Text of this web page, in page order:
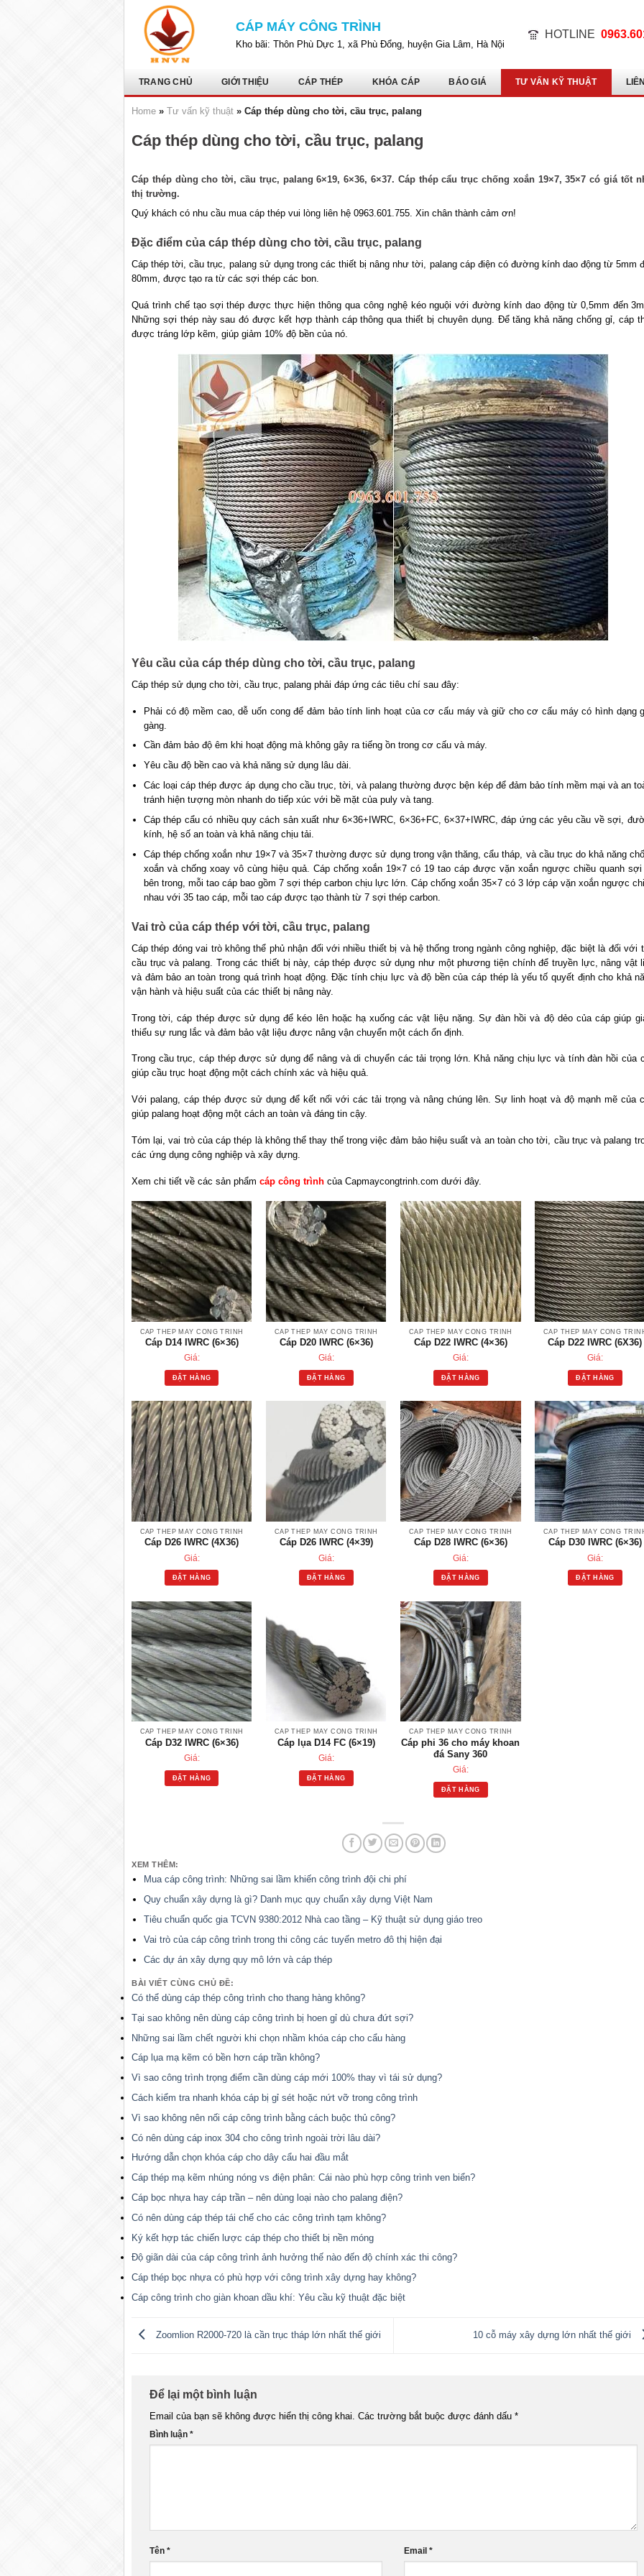
CÁP MÁY CÔNG TRÌNH
Kho bãi: Thôn Phù Dực 1, xã Phù Đổng, huyện Gia Lâm, Hà Nội
HOTLINE
TRANG CHỦ GIỚI THIỆU CÁP THÉP KHÓA CÁP BÁO GIÁ TƯ VẤN KỸ THUẬT
Home » Tư vấn kỹ thuật » Cáp thép dùng cho tời, cầu trục, palang
Cáp thép dùng cho tời, cầu trục, palang
Cáp thép dùng cho tời, cầu trục, palang 6×19, 6×36, 6×37. Cáp thép cẩu trục chống xoắn 19×7, 35×7 có giá tốt
thị trường.
Quý khách có nhu cầu mua cáp thép vui lòng liên hệ 0963.601.755. Xin chân thành cảm ơn!
Đặc điểm của cáp thép dùng cho tời, cầu trục, palang
Cáp thép tời, cầu trục, palang sử dụng trong các thiết bị nâng như tời, palang cáp điện có đường kính dao động từ 5mm
80mm, được tạo ra từ các sợi thép các bon.
Quá trình chế tạo sợi thép được thực hiện thông qua công nghệ kéo nguội với đường kính dao động từ 0,5mm đến
Những sợi thép này sau đó được kết hợp thành cáp thông qua thiết bị chuyên dụng. Để tăng khả năng chống gỉ, cáp
được tráng lớp kẽm, giúp giảm 10% độ bền của nó.
Yêu cầu của cáp thép dùng cho tời, cầu trục, palang
Cáp thép sử dụng cho tời, cầu trục, palang phải đáp ứng các tiêu chí sau đây:
Phải có độ mềm cao, dễ uốn cong để đảm bảo tính linh hoạt của cơ cấu máy và giữ cho cơ cấu máy có hình dạng
gàng.
Cần đảm bảo độ êm khi hoạt động mà không gây ra tiếng ồn trong cơ cấu và máy.
Yêu cầu độ bền cao và khả năng sử dụng lâu dài.
Các loại cáp thép được áp dụng cho cầu trục, tời, và palang thường được bện kép để đảm bảo tính mềm mại và an
tránh hiện tượng mòn nhanh do tiếp xúc với bề mặt của puly và tang.
Cáp thép cẩu có nhiều quy cách sản xuất như 6×36+IWRC, 6×36+FC, 6×37+IWRC, đáp ứng các yêu cầu về sợi,
kính, hệ số an toàn và khả năng chịu tải.
Cáp thép chống xoắn như 19×7 và 35×7 thường được sử dụng trong vận thăng, cẩu tháp, và cầu trục do khả năng
xoắn và chống xoay vô cùng hiệu quả. Cáp chống xoắn 19×7 có 19 tao cáp được vặn xoắn ngược chiều quanh
bên trong, mỗi tao cáp bao gồm 7 sợi thép carbon chịu lực lớn. Cáp chống xoắn 35×7 có 3 lớp cáp vặn xoắn ngược
nhau với 35 tao cáp, mỗi tao cáp được tạo thành từ 7 sợi thép carbon.
Vai trò của cáp thép với tời, cầu trục, palang
Cáp thép đóng vai trò không thể phủ nhận đối với nhiều thiết bị và hệ thống trong ngành công nghiệp, đặc biệt là đối với
cầu trục và palang. Trong các thiết bị này, cáp thép được sử dụng như một phương tiện chính để truyền lực, nâng vật
và đảm bảo an toàn trong quá trình hoạt động. Đặc tính chịu lực và độ bền của cáp thép là yếu tố quyết định cho khả
vận hành và hiệu suất của các thiết bị nâng này.
Trong tời, cáp thép được sử dụng để kéo lên hoặc hạ xuống các vật liệu nặng. Sự đàn hồi và độ dẻo của cáp giúp
thiểu sự rung lắc và đảm bảo vật liệu được nâng vận chuyển một cách ổn định.
Trong cầu trục, cáp thép được sử dụng để nâng và di chuyển các tải trọng lớn. Khả năng chịu lực và tính đàn hồi của
giúp cầu trục hoạt động một cách chính xác và hiệu quả.
Với palang, cáp thép được sử dụng để kết nối với các tải trọng và nâng chúng lên. Sự linh hoạt và độ mạnh mẽ của
giúp palang hoạt động một cách an toàn và đáng tin cậy.
Tóm lại, vai trò của cáp thép là không thể thay thế trong việc đảm bảo hiệu suất và an toàn cho tời, cầu trục và palang
các ứng dụng công nghiệp và xây dựng.
Xem chi tiết về các sản phẩm cáp công trình của Capmaycongtrinh.com dưới đây.
CÁP THÉP MÁY CÔNG TRÌNH
Cáp D14 IWRC (6×36)
Giá:
ĐẶT HÀNG
CÁP THÉP MÁY CÔNG TRÌNH
Cáp D20 IWRC (6×36)
Giá:
ĐẶT HÀNG
CÁP THÉP MÁY CÔNG TRÌNH
Cáp D22 IWRC (4×36)
Giá:
ĐẶT HÀNG
CÁP THÉP MÁY CÔNG
Cáp D22 IWRC (6X36)
Giá:
ĐẶT HÀNG
CÁP THÉP MÁY CÔNG TRÌNH
Cáp D26 IWRC (4X36)
Giá:
ĐẶT HÀNG
CÁP THÉP MÁY CÔNG TRÌNH
Cáp D26 IWRC (4×39)
Giá:
ĐẶT HÀNG
CÁP THÉP MÁY CÔNG TRÌNH
Cáp D28 IWRC (6×36)
Giá:
ĐẶT HÀNG
CÁP THÉP MÁY CÔNG
Cáp D30 IWRC (6×36)
Giá:
ĐẶT HÀNG
CÁP THÉP MÁY CÔNG TRÌNH
Cáp D32 IWRC (6×36)
Giá:
ĐẶT HÀNG
CÁP THÉP MÁY CÔNG TRÌNH
Cáp lụa D14 FC (6×19)
Giá:
ĐẶT HÀNG
CÁP THÉP MÁY CÔNG TRÌNH
Cáp phi 36 cho máy khoan
đá Sany 360
Giá:
ĐẶT HÀNG
XEM THÊM:
Mua cáp công trình: Những sai lầm khiến công trình đội chi phí
Quy chuẩn xây dựng là gì? Danh mục quy chuẩn xây dựng Việt Nam
Tiêu chuẩn quốc gia TCVN 9380:2012 Nhà cao tầng – Kỹ thuật sử dụng giáo treo
Vai trò của cáp công trình trong thi công các tuyến metro đô thị hiện đại
Các dự án xây dựng quy mô lớn và cáp thép
BÀI VIẾT CÙNG CHỦ ĐỀ:
Có thể dùng cáp thép công trình cho thang hàng không?
Tại sao không nên dùng cáp công trình bị hoen gỉ dù chưa đứt sợi?
Những sai lầm chết người khi chọn nhầm khóa cáp cho cẩu hàng
Cáp lụa mạ kẽm có bền hơn cáp trần không?
Vì sao công trình trọng điểm cần dùng cáp mới 100% thay vì tái sử dụng?
Cách kiểm tra nhanh khóa cáp bị gỉ sét hoặc nứt vỡ trong công trình
Vì sao không nên nối cáp công trình bằng cách buộc thủ công?
Có nên dùng cáp inox 304 cho công trình ngoài trời lâu dài?
Hướng dẫn chọn khóa cáp cho dây cẩu hai đầu mắt
Cáp thép mạ kẽm nhúng nóng vs điện phân: Cái nào phù hợp công trình ven biển?
Cáp bọc nhựa hay cáp trần – nên dùng loại nào cho palang điện?
Có nên dùng cáp thép tái chế cho các công trình tạm không?
Ký kết hợp tác chiến lược cáp thép cho thiết bị nền móng
Độ giãn dài của cáp công trình ảnh hưởng thế nào đến độ chính xác thi công?
Cáp thép bọc nhựa có phù hợp với công trình xây dựng hay không?
Cáp công trình cho giàn khoan dầu khí: Yêu cầu kỹ thuật đặc biệt
Zoomlion R2000-720 là cần trục tháp lớn nhất thế giới 10 cỗ máy xây dựng lớn nhất thế giới
Để lại một bình luận
Email của bạn sẽ không được hiển thị công khai. Các trường bắt buộc được đánh dấu *
Bình luận *
Tên * Email*